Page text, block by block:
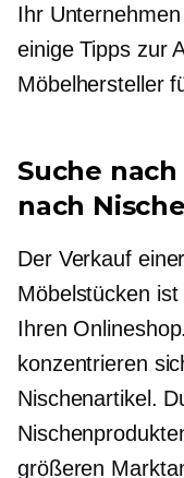
Ihr
einige Tipps zur
Möbelhersteller
Suche
nach Nische
Der Verkauf
Möbelstücken
Ihren
konzentrieren
Nischenartikel.
größeren